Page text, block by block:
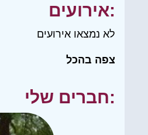
אירועים:
לא נמצאו אירועים
צפה בהכל
חברים שלי: